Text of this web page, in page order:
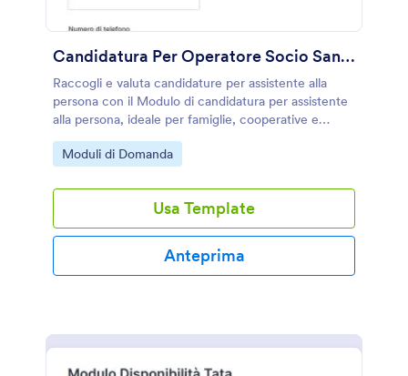
Candidatura Per Operatore Socio Sanitario Form
Raccogli e valuta candidature per assistente alla
persona con il Modulo di candidatura per assistente
alla persona, ideale per famiglie, cooperative e
agenzie che vogliono gestire la raccolta dati e gli
invii del modulo in modo chiaro e confrontabile.
Go to Category:
Moduli di Domanda
Usa Template
Anteprima